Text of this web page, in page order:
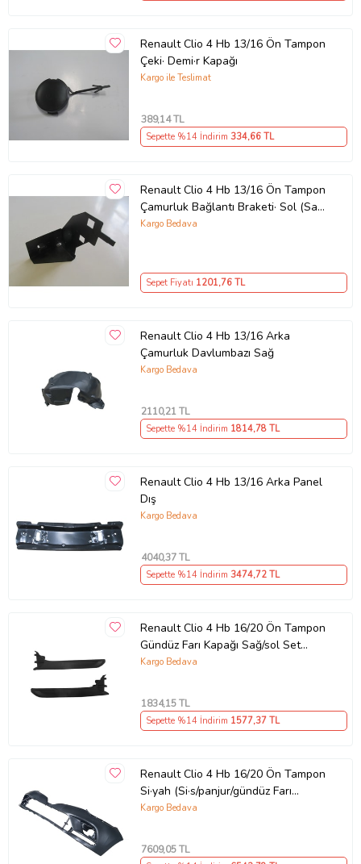
Renault Clio 4 Hb 13/16 Ön Tampon
Çeki· Demi·r Kapağı
Kargo ile Teslimat
389,14 TL
Sepette %14 İndirim 334,66 TL
Renault Clio 4 Hb 13/16 Ön Tampon
Çamurluk Bağlantı Braketi· Sol (Sac)
(Eagle Body)
Kargo Bedava
Sepet Fiyatı 1201,76 TL
Renault Clio 4 Hb 13/16 Arka
Çamurluk Davlumbazı Sağ
Kargo Bedava
2110,21 TL
Sepette %14 İndirim 1814,78 TL
Renault Clio 4 Hb 13/16 Arka Panel
Dış
Kargo Bedava
4040,37 TL
Sepette %14 İndirim 3474,72 TL
Renault Clio 4 Hb 16/20 Ön Tampon
Gündüz Farı Kapağı Sağ/sol Set
(2parça)(tyg)
Kargo Bedava
1834,15 TL
Sepette %14 İndirim 1577,37 TL
Renault Clio 4 Hb 16/20 Ön Tampon
Si·yah (Si·s/panjur/gündüz Farı
Deli·kli·/sensörsüz) (Tyg)
Kargo Bedava
7609,05 TL